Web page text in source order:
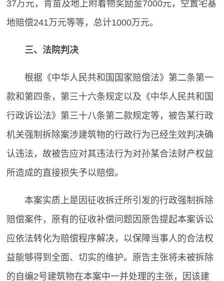
37万元，青苗及地上附着物奖励金7000元，空置宅基
地赔偿241万元等等，总计1000万元。
三、法院判决
根据《中华人民共和国国家赔偿法》第二条第一
款和第四条，第三十六条规定以及《中华人民共和国
行政诉讼法》第三十八条第二款规定等，被告某行政
机关强制拆除案涉建筑物的行政行为已经生效判决确
认违法，故被告应对其违法行为对孙某合法财产权益
所造成的直接损失予以赔偿。
本案实质上是因征收拆迁所引发的行政强制拆除
赔偿案件，原有的征收补偿问题因原告提起本案诉讼
应依法转化为赔偿程序解决，以保障当事人的合法权
益能够得到全面、切实的维护。原告主张将未被拆除
的自编2号建筑物在本案中一并处理的主张，因该建